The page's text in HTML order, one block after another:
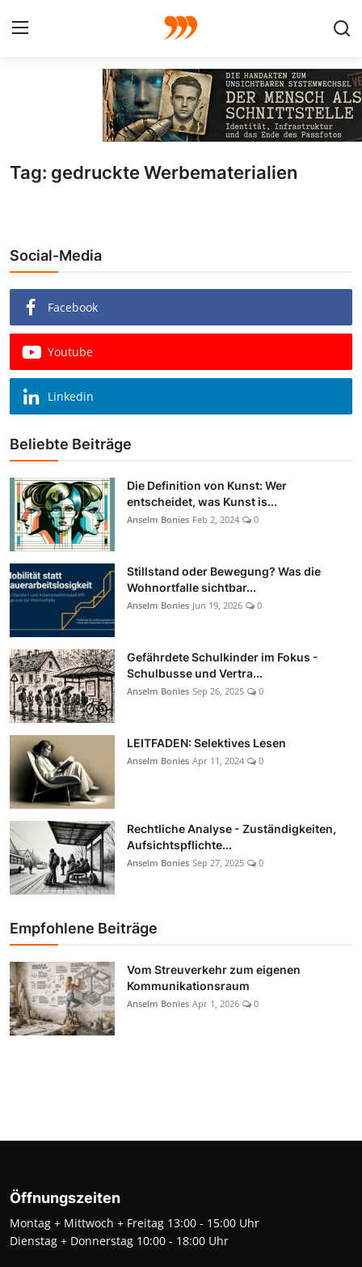
Galerie
Redaktion
Beiträge
Vorproduktion
Tag: gedruckte Werbematerialien
Social-Media
Facebook
Youtube
Linkedin
Beliebte Beiträge
Die Definition von Kunst: Wer
entscheidet, was Kunst is...
Anselm Bonies Feb 2, 2024 0
Stillstand oder Bewegung? Was die
Wohnortfalle sichtbar...
Anselm Bonies Jun 19, 2026 0
Gefährdete Schulkinder im Fokus -
Schulbusse und Vertra...
Anselm Bonies Sep 26, 2025 0
LEITFADEN: Selektives Lesen
Anselm Bonies Apr 11, 2024 0
Rechtliche Analyse - Zuständigkeiten,
Aufsichtspflichte...
Anselm Bonies Sep 27, 2025 0
Empfohlene Beiträge
Vom Streuverkehr zum eigenen
Kommunikationsraum
Anselm Bonies Apr 1, 2026 0
Öffnungszeiten
Montag + Mittwoch + Freitag 13:00 - 15:00 Uhr
Dienstag + Donnerstag 10:00 - 18:00 Uhr